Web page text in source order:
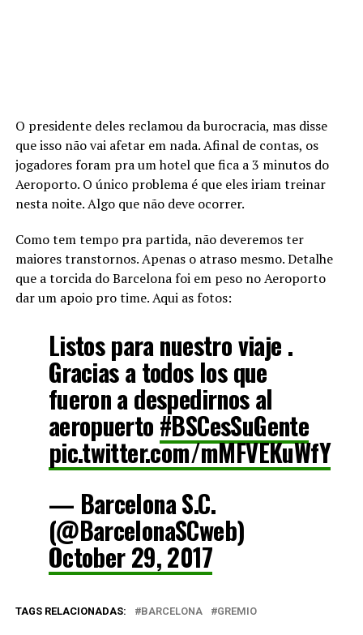
O presidente deles reclamou da burocracia, mas disse
que isso não vai afetar em nada. Afinal de contas, os
jogadores foram pra um hotel que fica a 3 minutos do
Aeroporto. O único problema é que eles iriam treinar
nesta noite. Algo que não deve ocorrer.
Como tem tempo pra partida, não deveremos ter
maiores transtornos. Apenas o atraso mesmo. Detalhe
que a torcida do Barcelona foi em peso no Aeroporto
dar um apoio pro time. Aqui as fotos:
Listos para nuestro viaje .
Gracias a todos los que
fueron a despedirnos al
aeropuerto #BSCesSuGente
pic.twitter.com/mMFVEKuWfY
— Barcelona S.C.
(@BarcelonaSCweb)
October 29, 2017
TAGS RELACIONADAS: BARCELONA GREMIO